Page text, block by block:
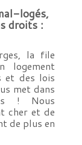
logés,
droits :
la file
logement
et des lois
met dans
! Nous
cher et de
de plus en